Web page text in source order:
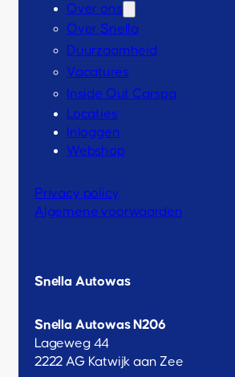
Over ons
Over Snella
Duurzaamheid
Vacatures
Inside Out Carspa
Locaties
Inloggen
Webshop
Privacy policy
Algemene voorwaarden
Snella Autowas
Snella Autowas N206
Lageweg 44
2222 AG Katwijk aan Zee